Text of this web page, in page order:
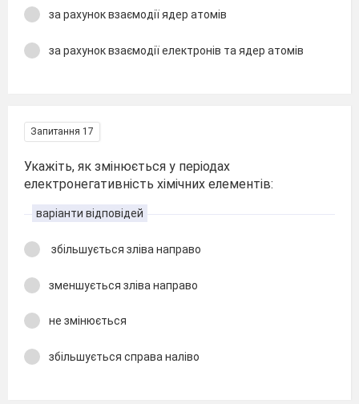
за рахунок взаємодії ядер атомів
за рахунок взаємодії електронів та ядер атомів
Запитання 17
Укажіть, як змінюється у періодах
електронегативність хімічних елементів:
варіанти відповідей
збільшується зліва направо
зменшується зліва направо
не змінюється
збільшується справа наліво